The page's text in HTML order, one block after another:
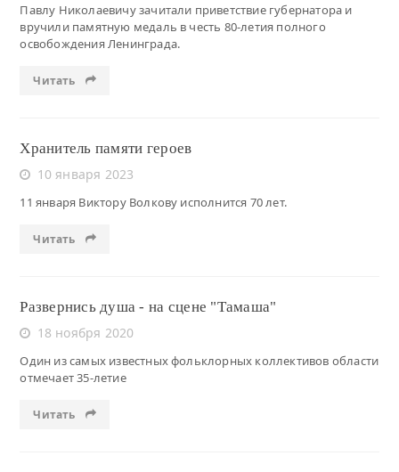
Павлу Николаевичу зачитали приветствие губернатора и
вручили памятную медаль в честь 80-летия полного
освобождения Ленинграда.
Читать
Хранитель памяти героев
10 января 2023
11 января Виктору Волкову исполнится 70 лет.
Читать
Развернись душа - на сцене "Тамаша"
18 ноября 2020
Один из самых известных фольклорных коллективов области
отмечает 35-летие
Читать